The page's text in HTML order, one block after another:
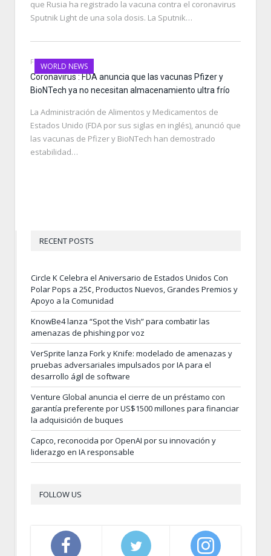
que Rusia ha registrado la vacuna contra el coronavirus
Sputnik Light de una sola dosis. La Sputnik…
WORLD NEWS
FEBRUARY 19, 2021
Coronavirus : FDA anuncia que las vacunas Pfizer y
BioNTech ya no necesitan almacenamiento ultra frío
La Administración de Alimentos y Medicamentos de
Estados Unido (FDA por sus siglas en inglés), anunció que
las vacunas de Pfizer y BioNTech han demostrado
estabilidad…
RECENT POSTS
Circle K Celebra el Aniversario de Estados Unidos Con
Polar Pops a 25¢, Productos Nuevos, Grandes Premios y
Apoyo a la Comunidad
KnowBe4 lanza “Spot the Vish” para combatir las
amenazas de phishing por voz
VerSprite lanza Fork y Knife: modelado de amenazas y
pruebas adversariales impulsados por IA para el
desarrollo ágil de software
Venture Global anuncia el cierre de un préstamo con
garantía preferente por US$1500 millones para financiar
la adquisición de buques
Capco, reconocida por OpenAI por su innovación y
liderazgo en IA responsable
FOLLOW US